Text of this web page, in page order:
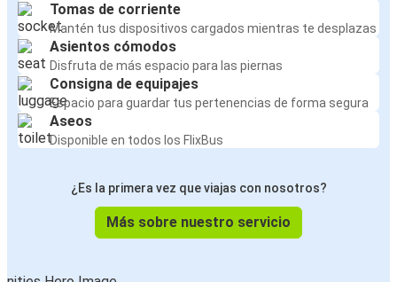
Tomas de corriente
Mantén tus dispositivos cargados mientras te desplazas
Asientos cómodos
Disfruta de más espacio para las piernas
Consigna de equipajes
Espacio para guardar tus pertenencias de forma segura
Aseos
Disponible en todos los FlixBus
¿Es la primera vez que viajas con nosotros?
Más sobre nuestro servicio